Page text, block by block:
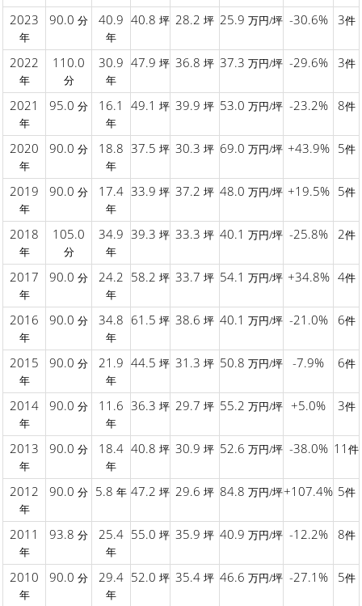
2023
年
90.0 分 40.9
年
40.8 坪 28.2 坪 25.9 万円/坪 -30.6% 3件
2022
年
110.0
分
30.9
年
47.9 坪 36.8 坪 37.3 万円/坪 -29.6% 3件
2021
年
95.0 分 16.1
年
49.1 坪 39.9 坪 53.0 万円/坪 -23.2% 8件
2020
年
90.0 分 18.8
年
37.5 坪 30.3 坪 69.0 万円/坪 +43.9% 5件
2019
年
90.0 分 17.4
年
33.9 坪 37.2 坪 48.0 万円/坪 +19.5% 5件
2018
年
105.0
分
34.9
年
39.3 坪 33.3 坪 40.1 万円/坪 -25.8% 2件
2017
年
90.0 分 24.2
年
58.2 坪 33.7 坪 54.1 万円/坪 +34.8% 4件
2016
年
90.0 分 34.8
年
61.5 坪 38.6 坪 40.1 万円/坪 -21.0% 6件
2015
年
90.0 分 21.9
年
44.5 坪 31.3 坪 50.8 万円/坪 -7.9% 6件
2014
年
90.0 分 11.6
年
36.3 坪 29.7 坪 55.2 万円/坪 +5.0% 3件
2013
年
90.0 分 18.4
年
40.8 坪 30.9 坪 52.6 万円/坪 -38.0% 11 件
2012
年
90.0 分 5.8 年 47.2 坪 29.6 坪 84.8 万円/坪+107.4% 5件
2011
年
93.8 分 25.4
年
55.0 坪 35.9 坪 40.9 万円/坪 -12.2% 8件
2010
年
90.0 分 29.4
年
52.0 坪 35.4 坪 46.6 万円/坪 -27.1% 5件